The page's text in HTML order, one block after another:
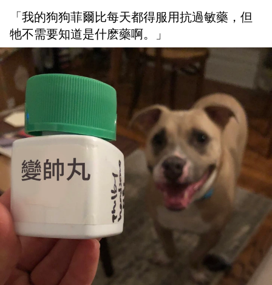
「我的狗狗菲爾比每天都得服用抗過敏藥，但
牠不需要知道是什麽藥啊。」